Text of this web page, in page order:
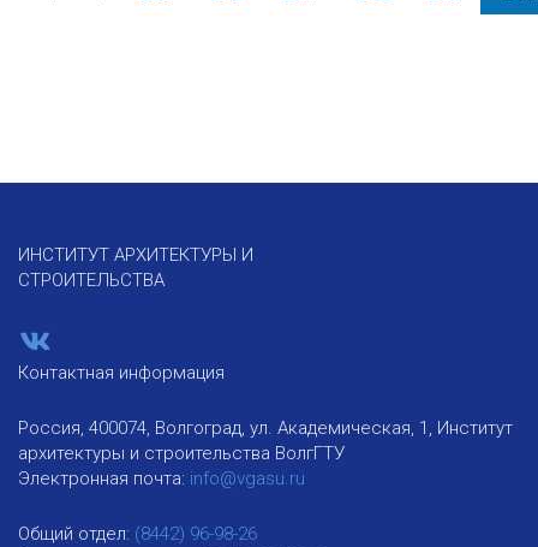
ИНСТИТУТ АРХИТЕКТУРЫ И
СТРОИТЕЛЬСТВА
Контактная информация
Россия, 400074, Волгоград, ул. Академическая, 1, Институт
архитектуры и строительства ВолгГТУ
Электронная почта: info@vgasu.ru
Общий отдел: (8442) 96-98-26